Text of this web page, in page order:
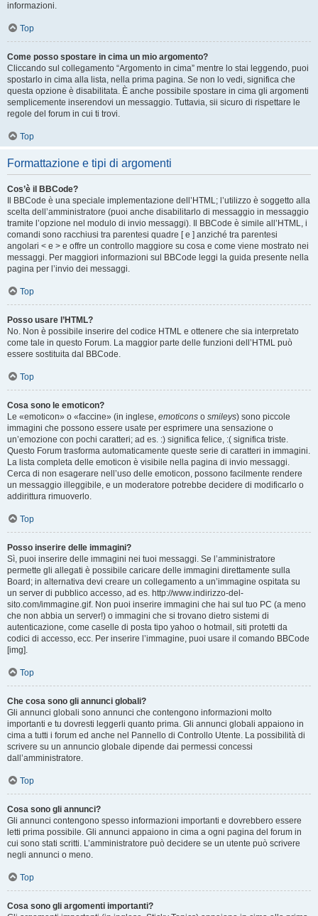
informazioni.
Top
Come posso spostare in cima un mio argomento?
Cliccando sul collegamento “Argomento in cima” mentre lo stai leggendo, puoi
spostarlo in cima alla lista, nella prima pagina. Se non lo vedi, significa che
questa opzione è disabilitata. È anche possibile spostare in cima gli argomenti
semplicemente inserendovi un messaggio. Tuttavia, sii sicuro di rispettare le
regole del forum in cui ti trovi.
Top
Formattazione e tipi di argomenti
Cos’è il BBCode?
Il BBCode è una speciale implementazione dell’HTML; l’utilizzo è soggetto alla
scelta dell’amministratore (puoi anche disabilitarlo di messaggio in messaggio
tramite l’opzione nel modulo di invio messaggi). Il BBCode è simile all’HTML, i
comandi sono racchiusi tra parentesi quadre [ e ] anziché tra parentesi
angolari < e > e offre un controllo maggiore su cosa e come viene mostrato nei
messaggi. Per maggiori informazioni sul BBCode leggi la guida presente nella
pagina per l’invio dei messaggi.
Top
Posso usare l’HTML?
No. Non è possibile inserire del codice HTML e ottenere che sia interpretato
come tale in questo Forum. La maggior parte delle funzioni dell’HTML può
essere sostituita dal BBCode.
Top
Cosa sono le emoticon?
Le «emoticon» o «faccine» (in inglese, emoticons o smileys) sono piccole
immagini che possono essere usate per esprimere una sensazione o
un’emozione con pochi caratteri; ad es. :) significa felice, :( significa triste.
Questo Forum trasforma automaticamente queste serie di caratteri in immagini.
La lista completa delle emoticon è visibile nella pagina di invio messaggi.
Cerca di non esagerare nell’uso delle emoticon, possono facilmente rendere
un messaggio illeggibile, e un moderatore potrebbe decidere di modificarlo o
addirittura rimuoverlo.
Top
Posso inserire delle immagini?
Sì, puoi inserire delle immagini nei tuoi messaggi. Se l’amministratore
permette gli allegati è possibile caricare delle immagini direttamente sulla
Board; in alternativa devi creare un collegamento a un’immagine ospitata su
un server di pubblico accesso, ad es. http://www.indirizzo-del-
sito.com/immagine.gif. Non puoi inserire immagini che hai sul tuo PC (a meno
che non abbia un server!) o immagini che si trovano dietro sistemi di
autenticazione, come caselle di posta tipo yahoo o hotmail, siti protetti da
codici di accesso, ecc. Per inserire l’immagine, puoi usare il comando BBCode
[img].
Top
Che cosa sono gli annunci globali?
Gli annunci globali sono annunci che contengono informazioni molto
importanti e tu dovresti leggerli quanto prima. Gli annunci globali appaiono in
cima a tutti i forum ed anche nel Pannello di Controllo Utente. La possibilità di
scrivere su un annuncio globale dipende dai permessi concessi
dall’amministratore.
Top
Cosa sono gli annunci?
Gli annunci contengono spesso informazioni importanti e dovrebbero essere
letti prima possibile. Gli annunci appaiono in cima a ogni pagina del forum in
cui sono stati scritti. L’amministratore può decidere se un utente può scrivere
negli annunci o meno.
Top
Cosa sono gli argomenti importanti?